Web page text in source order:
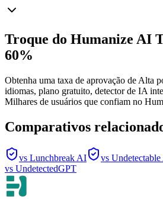
Troque do Humanize AI
60%
Obtenha uma taxa de aprovação de Alta
idiomas, plano gratuito, detector de IA
Milhares de usuários que confiam no
Comparativos
vs Lunchbreak AI vs
vs UndetectedGPT